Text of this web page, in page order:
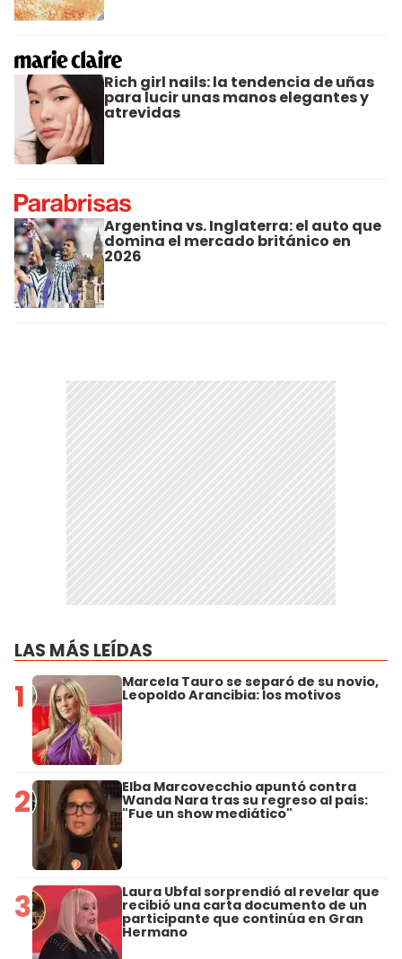
Rich girl nails: la tendencia de uñas
para lucir unas manos elegantes y
atrevidas
Argentina vs. Inglaterra: el auto que
domina el mercado británico en
2026
LAS MÁS LEÍDAS
1 Marcela Tauro se separó de su novio,
Leopoldo Arancibia: los motivos
2 Elba Marcovecchio apuntó contra
Wanda Nara tras su regreso al país:
"Fue un show mediático"
3 Laura Ubfal sorprendió al revelar que
recibió una carta documento de un
participante que continúa en Gran
Hermano